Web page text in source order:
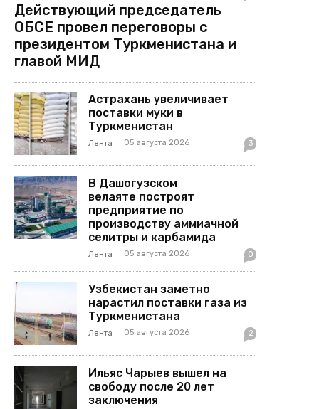
Действующий председатель
ОБСЕ провел переговоры с
президентом Туркменистана и
главой МИД
Астрахань увеличивает
поставки муки в
Туркменистан
Лента 05 августа 2026 3
В Дашогузском
велаяте построят
предприятие по
производству аммиачной
селитры и карбамида
Лента 05 августа 2026 0
Узбекистан заметно
нарастил поставки газа из
Туркменистана
Лента 05 августа 2026 2
Ильяс Чарыев вышел на
свободу после 20 лет
заключения